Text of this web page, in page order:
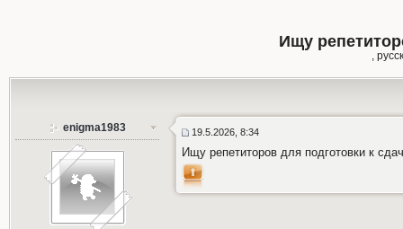
Ищу
,
enigma1983 19.5.2026, 8:34
Ищу репетиторов для подготовки к